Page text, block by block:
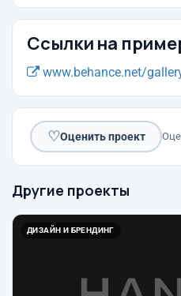
Ссылки на
www.behance.net/
♡Оценить проект
Другие проекты
ДИЗАЙН И БРЕНДИНГ